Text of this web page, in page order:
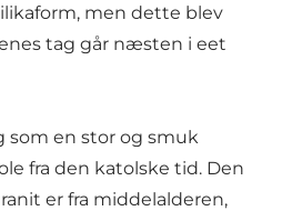
men dette blev
tag går næsten i eet
som en stor og smuk
fra den katolske tid. Den
er fra middelalderen,